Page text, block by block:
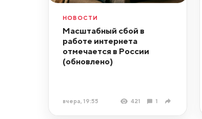
НОВОСТИ
Масштабный сбой в
работе интернета
отмечается в России
(обновлено)
вчера, 19:55 421 1